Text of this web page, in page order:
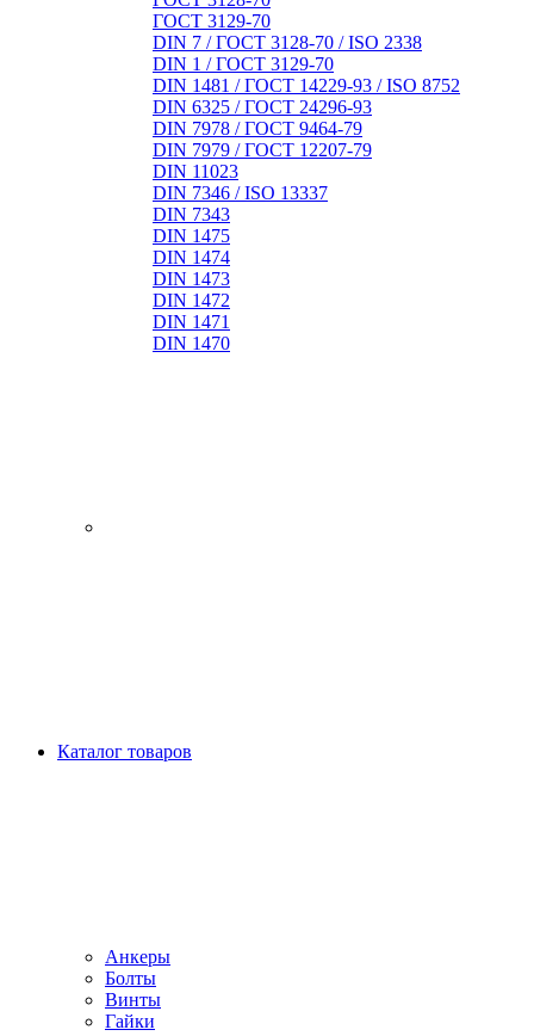
ГОСТ 3129-70
DIN 7 / ГОСТ 3128-70 / ISO 2338
DIN 1 / ГОСТ 3129-70
DIN 1481 / ГОСТ 14229-93 / ISO 8752
DIN 6325 / ГОСТ 24296-93
DIN 7978 / ГОСТ 9464-79
DIN 7979 / ГОСТ 12207-79
DIN 11023
DIN 7346 / ISO 13337
DIN 7343
DIN 1475
DIN 1474
DIN 1473
DIN 1472
DIN 1471
DIN 1470
Каталог товаров
Анкеры
Болты
Винты
Гайки